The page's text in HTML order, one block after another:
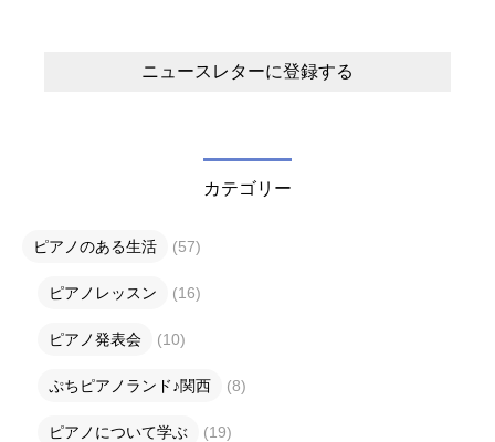
カテゴリー
ピアノのある生活 (57)
ピアノレッスン (16)
ピアノ発表会 (10)
ぷちピアノランド♪関西 (8)
ピアノについて学ぶ (19)